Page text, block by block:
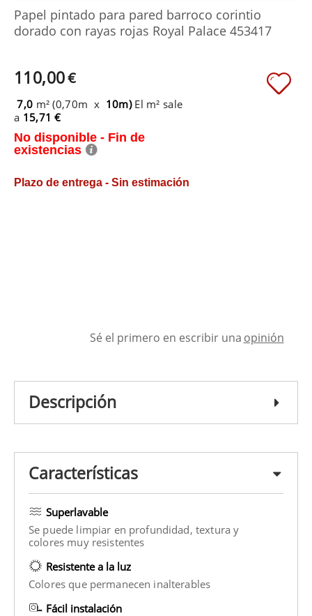
Papel pintado para pared barroco corintio
dorado con rayas rojas Royal Palace 453417
110,00€
7,0 m² (0,70m x 10m) El m² sale
a 15,71 €
No disponible - Fin de
existencias
Plazo de entrega - Sin estimación
Sé el primero en escribir una opinión
Descripción
Características
Superlavable
Se puede limpiar en profundidad, textura y
colores muy resistentes
Resistente a la luz
Colores que permanecen inalterables
Fácil instalación